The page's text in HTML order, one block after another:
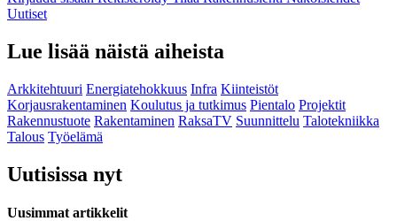
Uutiset
Lue lisää näistä aiheista
Arkkitehtuuri Energiatehokkuus Infra Kiinteistöt
Korjausrakentaminen Koulutus ja tutkimus Pientalo Projektit
Rakennustuote Rakentaminen RaksaTV Suunnittelu Talotekniikka
Talous Työelämä
Uutisissa nyt
Uusimmat artikkelit